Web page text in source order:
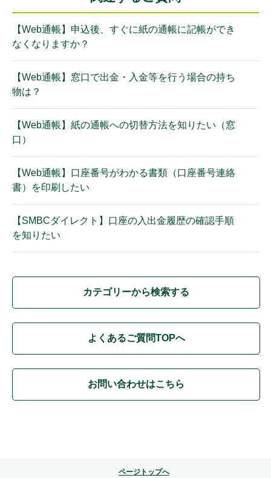
【Web通帳】申込後、すぐに紙の通帳に記帳ができ
なくなりますか？
【Web通帳】窓口で出金・入金等を行う場合の持ち
物は？
【Web通帳】紙の通帳への切替方法を知りたい（窓
口）
【Web通帳】口座番号がわかる書類（口座番号連絡
書）を印刷したい
【SMBCダイレクト】口座の入出金履歴の確認手順
を知りたい
カテゴリーから検索する
よくあるご質問TOPへ
お問い合わせはこちら
ページトップへ